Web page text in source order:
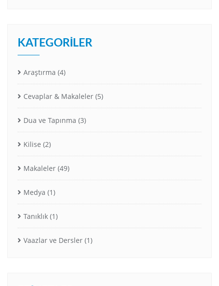
KATEGORILER
Araştırma (4)
Cevaplar & Makaleler (5)
Dua ve Tapınma (3)
Kilise (2)
Makaleler (49)
Medya (1)
Tanıklık (1)
Vaazlar ve Dersler (1)